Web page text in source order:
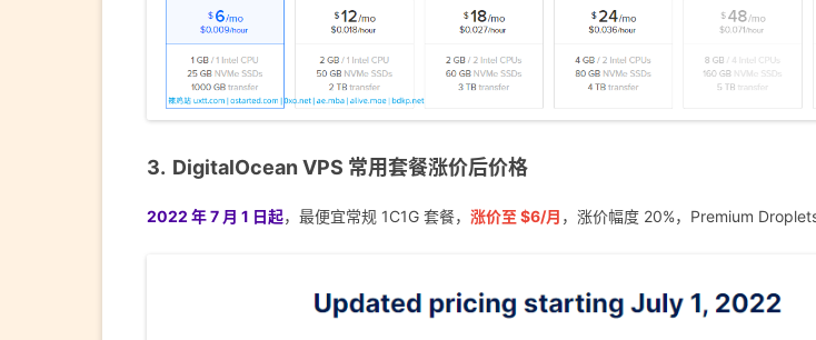
DigitalOcean VPS 常用套餐涨价后价格
2022 年 7 月 1 日起，最便宜常规 1C1G 套餐， 涨价至 $6/月 ，涨价幅度 20%，Premium